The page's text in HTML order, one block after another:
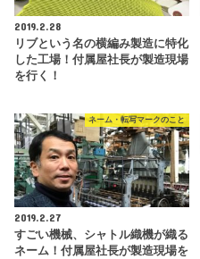
2019.2.28
リブという名の横編み製造に特化
した工場！付属屋社長が製造現場
を行く！
ネーム・転写マークのこと
2019.2.27
すごい機械、シャトル織機が織る
ネーム！付属屋社長が製造現場を